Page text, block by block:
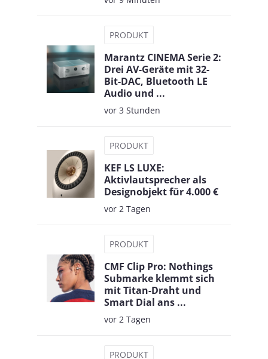
PRODUKT
Marantz CINEMA Serie 2:
Drei AV-Geräte mit 32-
Bit-DAC, Bluetooth LE
Audio und ...
vor 3 Stunden
PRODUKT
KEF LS LUXE:
Aktivlautsprecher als
Designobjekt für 4.000 €
vor 2 Tagen
PRODUKT
CMF Clip Pro: Nothings
Submarke klemmt sich
mit Titan-Draht und
Smart Dial ans ...
vor 2 Tagen
PRODUKT